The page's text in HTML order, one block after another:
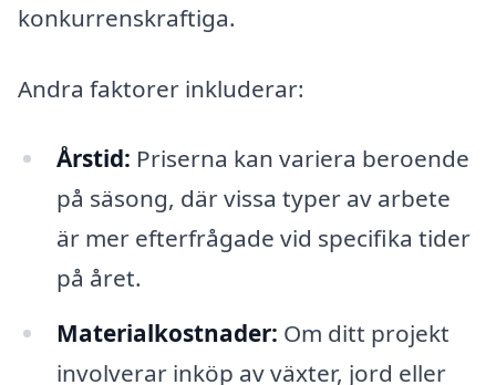
konkurrenskraftiga.
Andra faktorer inkluderar:
Årstid: Priserna kan variera beroende
på säsong, där vissa typer av arbete
är mer efterfrågade vid specifika tider
på året.
Materialkostnader: Om ditt projekt
involverar inköp av växter, jord eller